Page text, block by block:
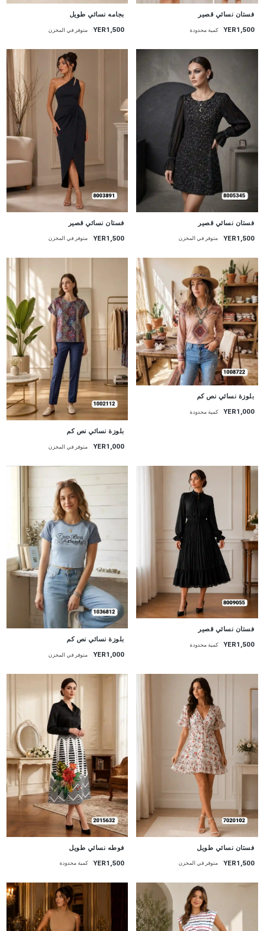
فستان نسائي قصير
YER1,500 كمية محدودة
بجامه نسائي طويل
YER1,500 متوفر في المخزن
فستان نسائي قصير
YER1,500 متوفر في المخزن
فستان نسائي قصير
YER1,500 متوفر في المخزن
جديد
بلوزة نسائي نص كم
YER1,000 كمية محدودة
بلوزة نسائي نص كم
YER1,000 متوفر في المخزن
فستان نسائي قصير
YER1,500 كمية محدودة
جديد
بلوزة نسائي نص كم
YER1,000 متوفر في المخزن
فستان نسائي طويل
YER1,500 متوفر في المخزن
فوطه نسائي طويل
YER1,500 كمية محدودة